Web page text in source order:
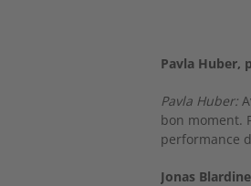
Pavla Huber,
Pavla Huber:
bon moment.
performance
Jonas